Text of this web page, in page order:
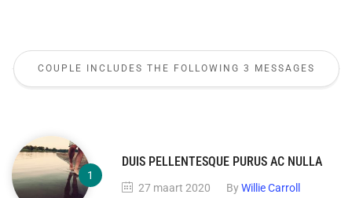
COUPLE INCLUDES THE FOLLOWING 3 MESSAGES
DUIS PELLENTESQUE PURUS AC NULLA
27 maart 2020 ByWillie Carroll